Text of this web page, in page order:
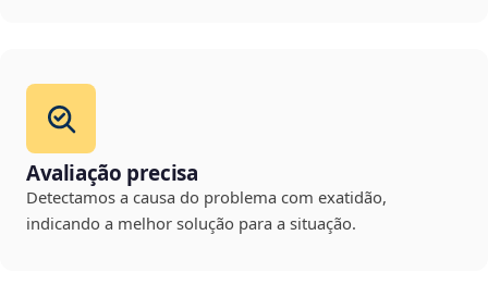
Avaliação precisa
Detectamos a causa do problema com exatidão,
indicando a melhor solução para a situação.